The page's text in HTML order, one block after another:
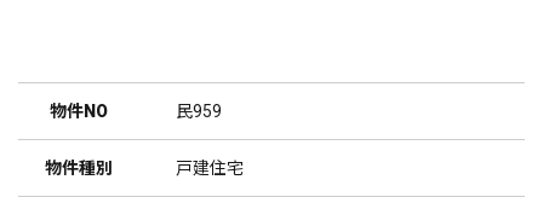
物件NO 民959
物件種別 戸建住宅